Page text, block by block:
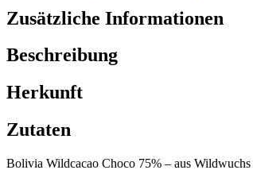
Zusätzliche Informationen
Beschreibung
Herkunft
Zutaten
Bolivia Wildcacao Choco 75% – aus Wildwuchs